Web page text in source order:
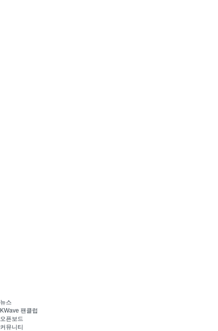
뉴스
KWave 팬클럽
오픈보드
커뮤니티